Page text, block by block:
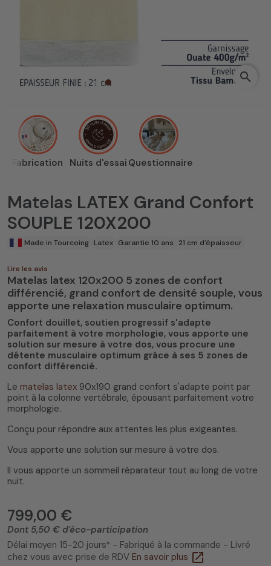
search
Fabrication Nuits d'essai Questionnaire
Matelas LATEX Grand Confort
SOUPLE 120X200
Made in Tourcoing Latex Garantie 10 ans 21 cm d'épaisseur
Lire les avis
Matelas latex 120x200 5 zones de confort
différencié, grand confort de densité souple, vous
apporte une relaxation musculaire optimum.
Confort douillet, soutien progressif s'adapte
parfaitement à votre morphologie, vous apporte une
solution sur mesure à votre dos, vous procure une
détente musculaire optimum grâce à ses 5 zones de
confort différencié.
Le matelas latex 90x190 grand confort s'adapte point par
point à la colonne vertébrale, épousant parfaitement votre
morphologie.
Conçu pour répondre aux attentes les plus exigeantes.
Vous apporte une solution sur mesure à votre dos.
Il vous apporte un sommeil réparateur tout au long de votre
nuit.
799,00 €
Dont 5,50 € d'éco-participation
Délai moyen 15-20 jours* - Fabriqué à la commande - Livré
chez vous avec prise de RDV En savoir plus open_in_new